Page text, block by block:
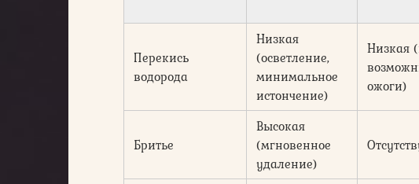
Перекись
водорода
Низкая
(осветление,
минимальное
истончение)
Низкая
ожоги)
Бритье
Высокая
(мгновенное
удаление)